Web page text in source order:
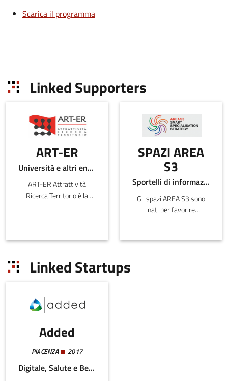
Scarica il programma
Linked Supporters
ART-ER
Università e altri enti pubblici
ART-ER Attrattività
Ricerca Territorio è la
favorire la crescita
attr
SPAZI AREA
S3
Sportelli di informazione
Gli spazi AREA S3 sono
nati per favorire
competenze al mercato
Linked Startups
Added
PIACENZA 2017
Digitale, Salute e Benessere